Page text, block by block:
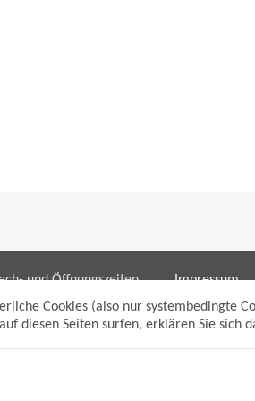
Cookies (also nur systembedingte
diesen Seiten surfen, erklären Sie sich
und Öffnungszeiten
Impressum
Sitemap
Suche